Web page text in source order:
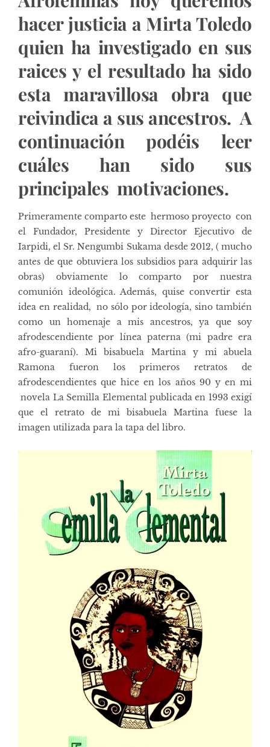
hacer justicia a Mirta Toledo
quien ha investigado en sus
raices y el resultado ha sido
esta maravillosa obra que
reivindica a sus ancestros. A
continuación podéis leer
cuáles han sido sus
principales motivaciones.
Primeramente comparto este hermoso proyecto con
el Fundador, Presidente y Director Ejecutivo de
Iarpidi, el Sr. Nengumbi Sukama desde 2012, ( mucho
antes de que obtuviera los subsidios para adquirir las
obras) obviamente lo comparto por nuestra
comunión ideológica. Además, quise convertir esta
idea en realidad, no sólo por ideología, sino también
como un homenaje a mis ancestros, ya que soy
afrodescendiente por línea paterna (mi padre era
afro-guaraní). Mi bisabuela Martina y mi abuela
Ramona fueron los primeros retratos de
afrodescendientes que hice en los años 90 y en mi
novela La Semilla Elemental publicada en 1993 exigí
que el retrato de mi bisabuela Martina fuese la
imagen utilizada para la tapa del libro.